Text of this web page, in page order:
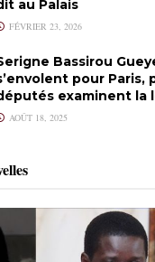
au Palais
FÉVRIER 23, 2026
Bassirou
pour Paris,
examinent la
AOÛT 18, 2025